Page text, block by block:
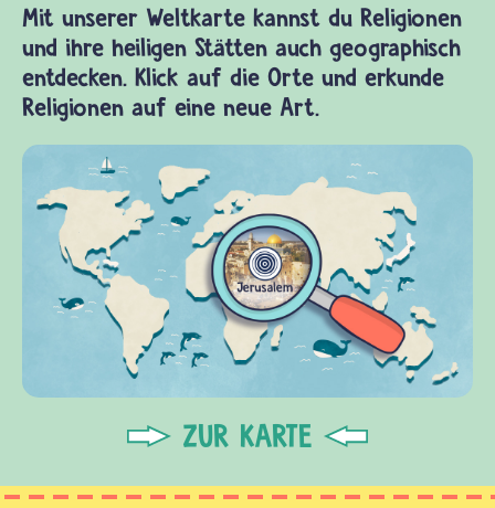
Mit unserer Weltkarte kannst du Religionen
und ihre heiligen Stätten auch geographisch
entdecken. Klick auf die Orte und erkunde
Religionen auf eine neue Art.
ZUR KARTE